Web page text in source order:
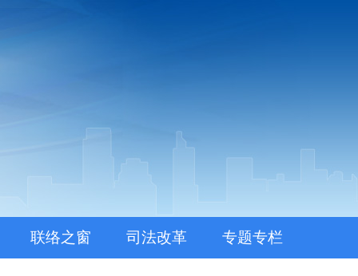
联络之窗 司法改革 专题专栏